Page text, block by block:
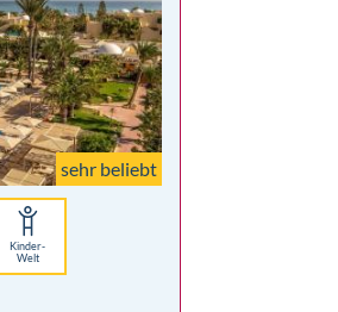
sehr beliebt
Kinder-
Welt